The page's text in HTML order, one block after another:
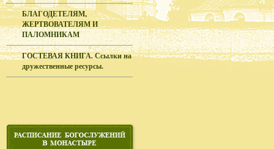
БЛАГОДЕТЕЛЯМ,
ЖЕРТВОВАТЕЛЯМ И
ПАЛОМНИКАМ
ГОСТЕВАЯ КНИГА. Ссылки на
дружественные ресурсы.